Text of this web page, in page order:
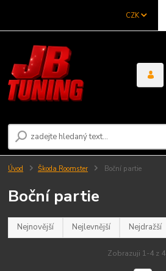
CZK
Úvod Škoda Roomster Boční partie
Boční partie
Nejnovější Nejlevnější Nejdražší
Zobrazuji 1-4 z 4